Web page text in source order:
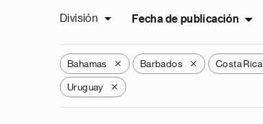
División Fecha de publicación
Bahamas X Barbados X Costa Rica
Uruguay X